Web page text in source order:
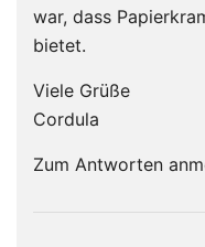
war, dass
bietet.
Viele Grüße
Cordula
Zum Antworten